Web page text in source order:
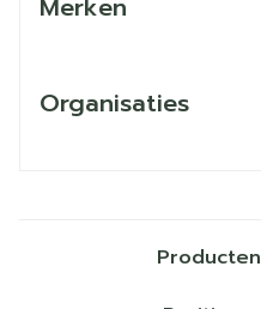
Merken
Organisaties
Producten